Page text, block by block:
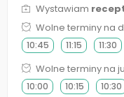
Wystawiam
Wolne terminy na
10:45 11:15 11:30
Wolne terminy na
10:00 10:15 10:30